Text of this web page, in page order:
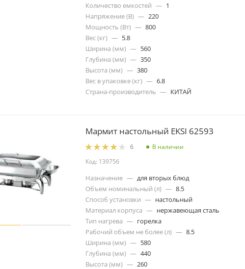
Количество емкостей — 1
Напряжение (В) — 220
Мощность (Вт) — 800
Вес (кг) — 5.8
Ширина (мм) — 560
Глубина (мм) — 350
Высота (мм) — 380
Вес в упаковке (кг) — 6.8
Страна-производитель — КИТАЙ
Мармит настольный EKSI 62593
6
В наличии
Код: 139756
Назначение — для вторых блюд
Объем номинальный (л) — 8.5
Способ установки — настольный
Материал корпуса — нержавеющая сталь
Тип нагрева — горелка
Рабочий объем не более (л) — 8.5
Ширина (мм) — 580
Глубина (мм) — 440
Высота (мм) — 260